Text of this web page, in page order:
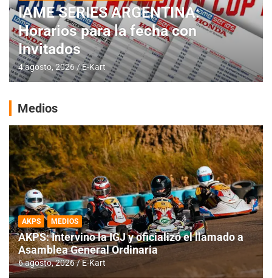
IAME SERIES ARGENTINA:
Horarios para la fecha con
Invitados
4 agosto, 2026 E-Kart
Medios
AKPS MEDIOS
AKPS: Intervino la IGJ y oficializó el llamado a
Asamblea General Ordinaria
6 agosto, 2026 E-Kart